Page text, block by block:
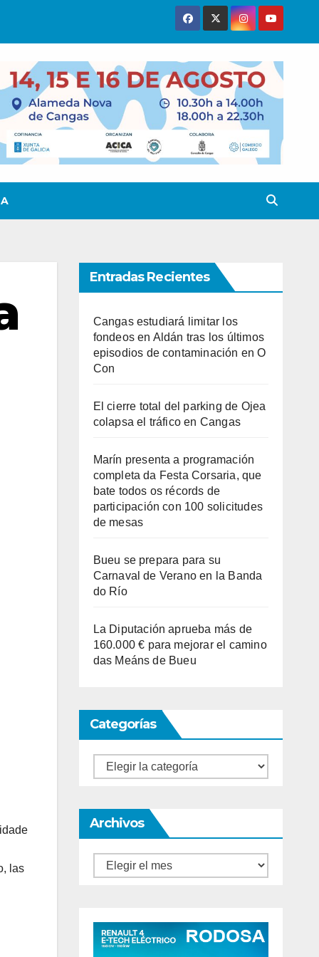
las
Entradas Recientes
Cangas estudiará limitar los
fondeos en Aldán tras los últimos
episodios de contaminación en O
Con
El cierre total del parking de Ojea
colapsa el tráfico en Cangas
Marín presenta a programación
completa da Festa Corsaria, que
bate todos os récords de
participación con 100 solicitudes
de mesas
Bueu se prepara para su
Carnaval de Verano en la Banda
do Río
La Diputación aprueba más de
160.000 € para mejorar el camino
das Meáns de Bueu
Categorías
Categorías
Archivos
Archivos